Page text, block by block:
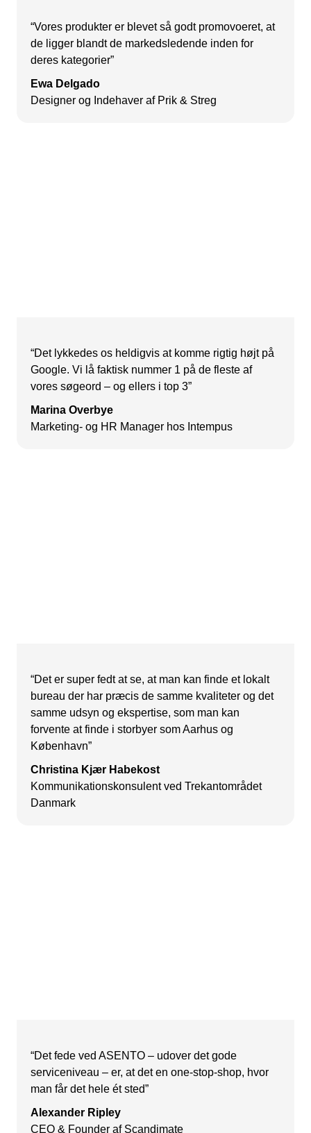
“Vores produkter er blevet så godt promovoeret, at
de ligger blandt de markedsledende inden for
deres kategorier”
Ewa Delgado
Designer og Indehaver af Prik & Streg
“Det lykkedes os heldigvis at komme rigtig højt på
Google. Vi lå faktisk nummer 1 på de fleste af
vores søgeord – og ellers i top 3”
Marina Overbye
Marketing- og HR Manager hos Intempus
“Det er super fedt at se, at man kan finde et lokalt
bureau der har præcis de samme kvaliteter og det
samme udsyn og ekspertise, som man kan
forvente at finde i storbyer som Aarhus og
København”
Christina Kjær Habekost
Kommunikationskonsulent ved Trekantområdet
Danmark
“Det fede ved ASENTO – udover det gode
serviceniveau – er, at det en one-stop-shop, hvor
man får det hele ét sted”
Alexander Ripley
CEO & Founder af Scandimate